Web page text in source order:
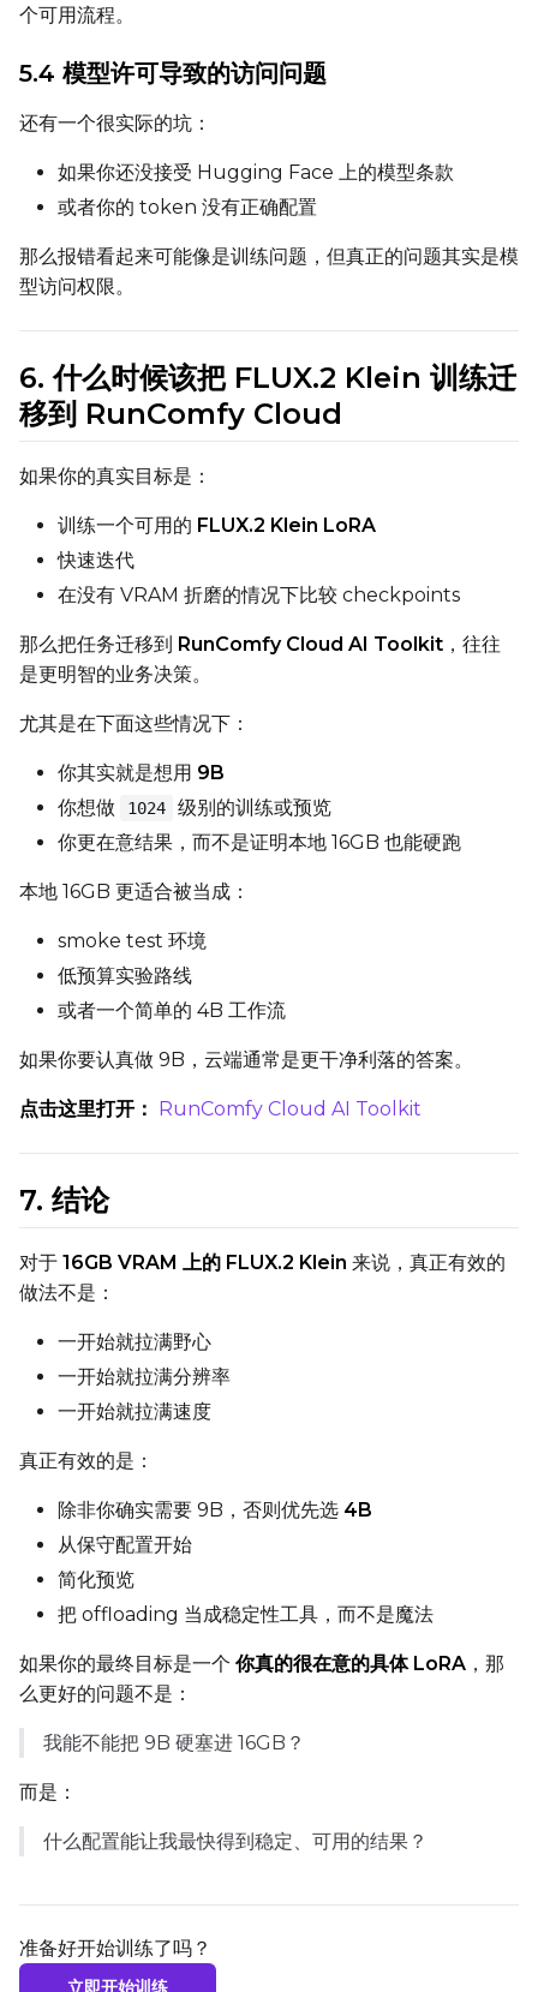
Width
Height
Seed
LoRA Scale
Prompt
Seed
LoRA Scale
Height
个可用流程。
5.4 模型许可导致的访问问题
还有一个很实际的坑：
如果你还没接受 Hugging Face 上的模型条款
或者你的 token 没有正确配置
那么报错看起来可能像是训练问题，但真正的问题其实是模
型访问权限。
6. 什么时候该把 FLUX.2 Klein 训练迁
移到 RunComfy Cloud
如果你的真实目标是：
训练一个可用的 FLUX.2 Klein LoRA
快速迭代
在没有 VRAM 折磨的情况下比较 checkpoints
那么把任务迁移到 RunComfy Cloud AI Toolkit ，往往
是更明智的业务决策。
尤其是在下面这些情况下：
你其实就是想用 9B
你想做
1024
级别的训练或预览
你更在意结果，而不是证明本地 16GB 也能硬跑
本地 16GB 更适合被当成：
smoke test 环境
低预算实验路线
或者一个简单的 4B 工作流
如果你要认真做 9B，云端通常是更干净利落的答案。
点击这里打开： RunComfy Cloud AI Toolkit
7. 结论
对于 16GB VRAM 上的 FLUX.2 Klein 来说，真正有效的
做法不是：
一开始就拉满野心
一开始就拉满分辨率
一开始就拉满速度
真正有效的是：
除非你确实需要 9B，否则优先选 4B
从保守配置开始
简化预览
把 offloading 当成稳定性工具，而不是魔法
如果你的最终目标是一个 你真的很在意的具体 LoRA ，那
么更好的问题不是：
我能不能把 9B 硬塞进 16GB？
而是：
什么配置能让我最快得到稳定、可用的结果？
准备好开始训练了吗？
立即开始训练